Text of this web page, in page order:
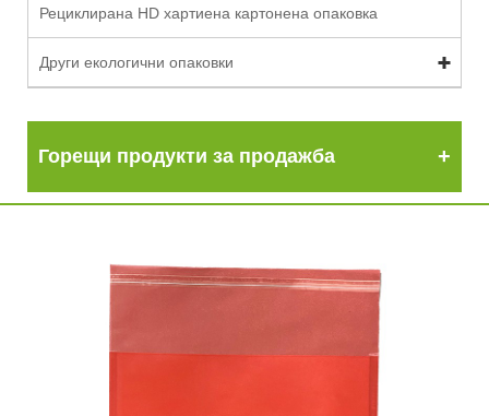
Рециклирана HD хартиена картонена опаковка
Други екологични опаковки
Горещи продукти за продажба